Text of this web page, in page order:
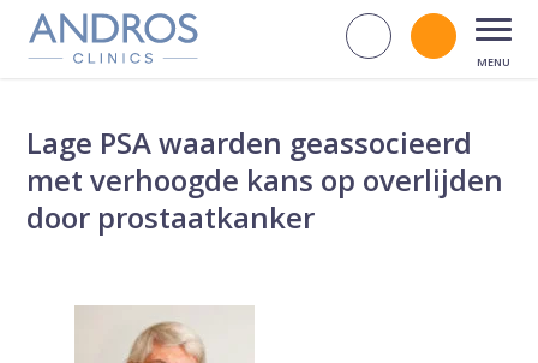
Navigatie overslaan
Zoek op
Bel
Lage PSA waarden geassocieerd
met verhoogde kans op overlijden
door prostaatkanker